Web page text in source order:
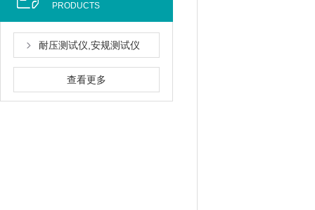
PRODUCTS
耐压测试仪,安规测试仪
查看更多